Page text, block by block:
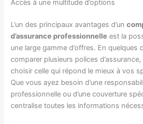
Accès à une multitude d’options
L’un des principaux avantages d’un
d’assurance professionnelle est la
une large gamme d’offres. En quelques
comparer plusieurs polices
choisir celle qui répond le mieux à vos
Que vous ayez besoin d’une
professionnelle ou d’une couverture
centralise toutes les informations